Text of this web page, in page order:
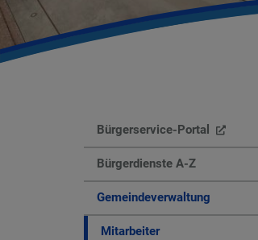
Bürgerservice-Portal
Bürgerdienste A-Z
Gemeindeverwaltung
Mitarbeiter